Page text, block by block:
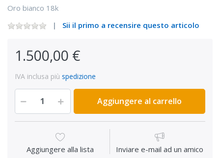
Oro bianco 18k
Sii il primo a recensire questo articolo
1.500,00 €
IVA inclusa più spedizione
Aggiungere al carrello
Aggiungere alla lista Inviare e-mail ad un amico